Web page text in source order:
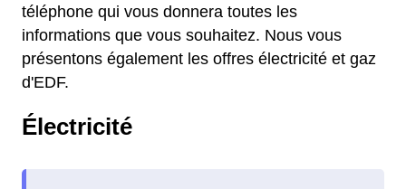
téléphone qui vous donnera toutes les
informations que vous souhaitez. Nous vous
présentons également les offres électricité et gaz
d'EDF.
Électricité